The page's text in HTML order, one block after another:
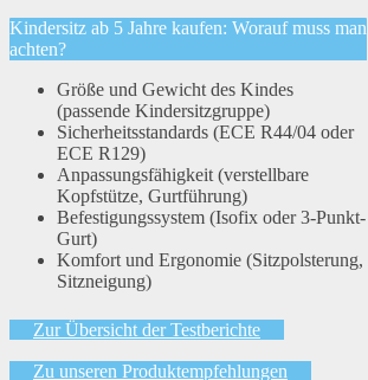
Kindersitz ab 5 Jahre kaufen: Worauf muss man
achten?
Größe und Gewicht des Kindes
(passende Kindersitzgruppe)
Sicherheitsstandards (ECE R44/04 oder
ECE R129)
Anpassungsfähigkeit (verstellbare
Kopfstütze, Gurtführung)
Befestigungssystem (Isofix oder 3-Punkt-
Gurt)
Komfort und Ergonomie (Sitzpolsterung,
Sitzneigung)
Zur Übersicht der Testberichte
Zu unseren Produktempfehlungen